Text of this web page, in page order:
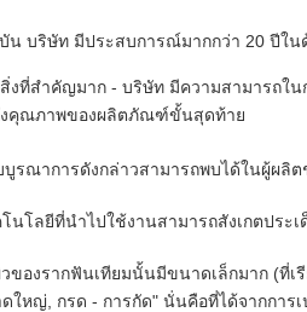
น บริษัท มีประสบการณ์มากกว่า 20 ปีใ
งที่สำคัญมาก - บริษัท มีความสามารถใ
คุณภาพของผลิตภัณฑ์ขั้นสุดท้าย
รณาการดังกล่าวสามารถพบได้ในผู้ผลิ
นโลยีที่นำไปใช้งานสามารถสังเกตประ
ของรากฟันเทียมนั้นมีขนาดเล็กมาก (ที่เ
ใหญ่, กรด - การกัด" นั่นคือที่ได้จากการ